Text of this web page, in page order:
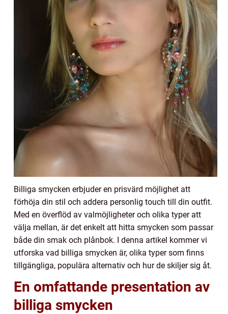
Billiga smycken erbjuder en prisvärd möjlighet att
förhöja din stil och addera personlig touch till din outfit.
Med en överflöd av valmöjligheter och olika typer att
välja mellan, är det enkelt att hitta smycken som passar
både din smak och plånbok. I denna artikel kommer vi
utforska vad billiga smycken är, olika typer som finns
tillgängliga, populära alternativ och hur de skiljer sig åt.
En omfattande presentation av
billiga smycken